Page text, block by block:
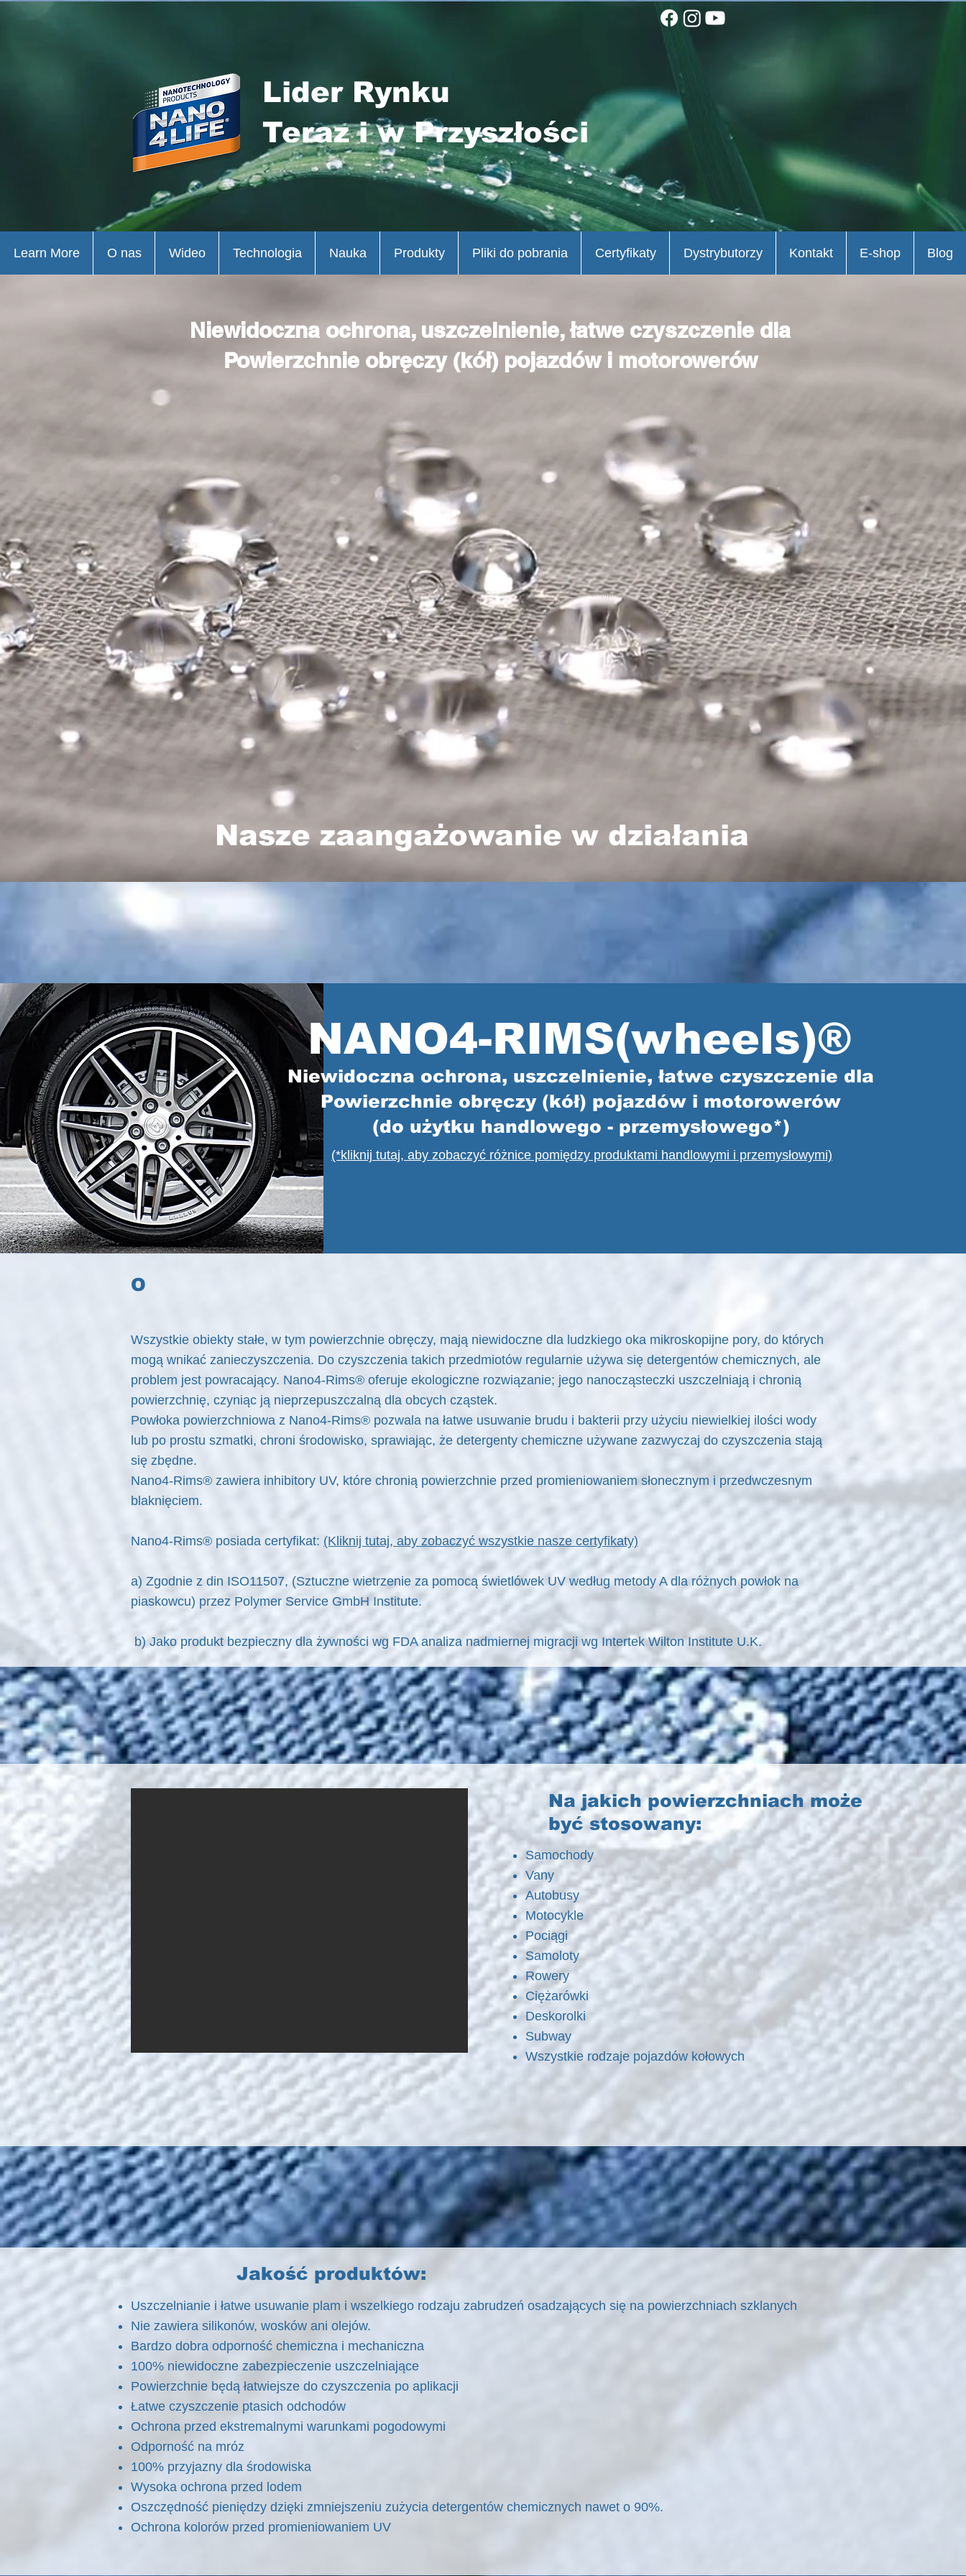
Lider Rynku
Teraz i w Przyszłości
Niewidoczna ochrona, uszczelnienie, łatwe czyszczenie dla
Powierzchnie obręczy (kół) pojazdów i motorowerów
Nasze zaangażowanie w działania
NANO4-RIMS(wheels)®
Niewidoczna ochrona, uszczelnienie, łatwe czyszczenie dla
Powierzchnie obręczy (kół) pojazdów i motorowerów
(do użytku handlowego - przemysłowego*)
(*kliknij tutaj, aby zobaczyć różnice pomiędzy produktami handlowymi i przemysłowymi)
O
Wszystkie obiekty stałe, w tym powierzchnie obręczy, mają niewidoczne dla ludzkiego oka mikroskopijne pory, do których
mogą wnikać zanieczyszczenia. Do czyszczenia takich przedmiotów regularnie używa się detergentów chemicznych, ale
problem jest powracający. Nano4-Rims® oferuje ekologiczne rozwiązanie; jego nanocząsteczki uszczelniają i chronią
powierzchnię, czyniąc ją nieprzepuszczalną dla obcych cząstek.
Powłoka powierzchniowa z Nano4-Rims® pozwala na łatwe usuwanie brudu i bakterii przy użyciu niewielkiej ilości wody
lub po prostu szmatki, chroni środowisko, sprawiając, że detergenty chemiczne używane zazwyczaj do czyszczenia stają
się zbędne.
Nano4-Rims® zawiera inhibitory UV, które chronią powierzchnie przed promieniowaniem słonecznym i przedwczesnym
blaknięciem.
Nano4-Rims® posiada certyfikat: (Kliknij tutaj, aby zobaczyć wszystkie nasze certyfikaty)
a) Zgodnie z din ISO11507, (Sztuczne wietrzenie za pomocą świetlówek UV według metody A dla różnych powłok na
piaskowcu) przez Polymer Service GmbH Institute.
b) Jako produkt bezpieczny dla żywności wg FDA analiza nadmiernej migracji wg Intertek Wilton Institute U.K.
Na jakich powierzchniach może
być stosowany:
Samochody
Vany
Autobusy
Motocykle
Pociągi
Samoloty
Rowery
Ciężarówki
Deskorolki
Subway
Wszystkie rodzaje pojazdów kołowych
Jakość produktów:
Uszczelnianie i łatwe usuwanie plam i wszelkiego rodzaju zabrudzeń osadzających się na powierzchniach szklanych
Nie zawiera silikonów, wosków ani olejów.
Bardzo dobra odporność chemiczna i mechaniczna
100% niewidoczne zabezpieczenie uszczelniające
Powierzchnie będą łatwiejsze do czyszczenia po aplikacji
Łatwe czyszczenie ptasich odchodów
Ochrona przed ekstremalnymi warunkami pogodowymi
Odporność na mróz
100% przyjazny dla środowiska
Wysoka ochrona przed lodem
Oszczędność pieniędzy dzięki zmniejszeniu zużycia detergentów chemicznych nawet o 90%.
Ochrona kolorów przed promieniowaniem UV
Learn More O nas Wideo Technologia Nauka Produkty Pliki do pobrania Certyfikaty Dystrybutorzy Kontakt E-shop Blog